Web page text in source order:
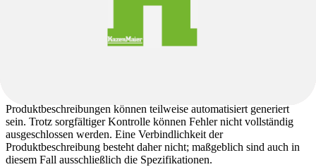
definierten Modellreihe und nicht zwingend dem Baujahr. Da einige
Modelle über mehrere Jahre hinweg unverändert produziert werden,
Produktbeschreibungen können teilweise automatisiert generiert
sein. Trotz sorgfältiger Kontrolle können Fehler nicht vollständig
ausgeschlossen werden. Eine Verbindlichkeit der
Produktbeschreibung besteht daher nicht; maßgeblich sind auch in
diesem Fall ausschließlich die Spezifikationen.